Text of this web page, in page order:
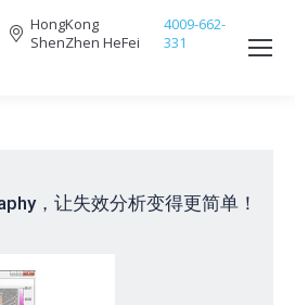
HongKong
ShenZhen HeFei
4009-662-
331
，让失效分析变得更简单！